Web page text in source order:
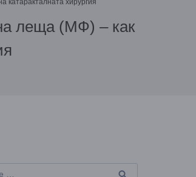
хирургия
леща (МФ) – как